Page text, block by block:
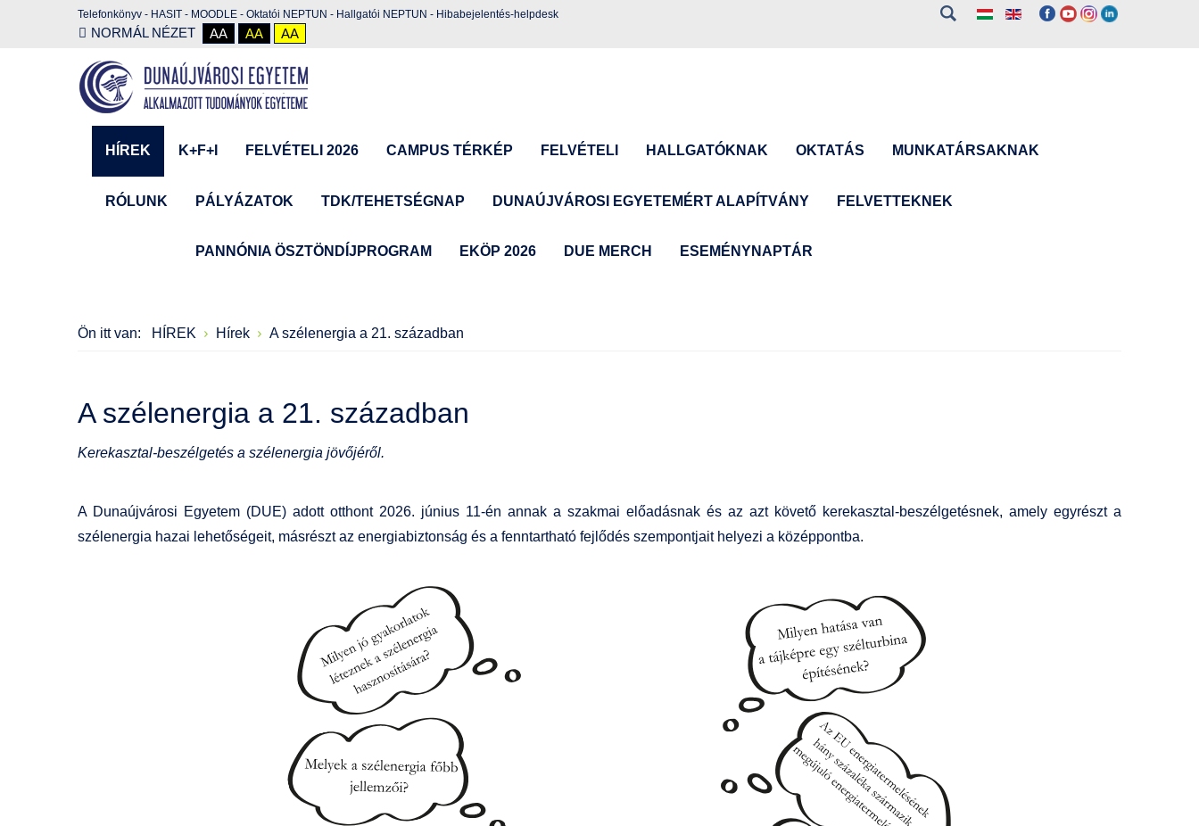
Telefonkönyv - HASIT - MOODLE - Oktatói NEPTUN - Hallgatói NEPTUN - Hibabejelentés-helpdesk
NORMÁL NÉZET AA AA AA
HÍREK K+F+I FELVÉTELI 2026 CAMPUS TÉRKÉP FELVÉTELI HALLGATÓKNAK OKTATÁS MUNKATÁRSAKNAK
RÓLUNK PÁLYÁZATOK TDK/TEHETSÉGNAP DUNAÚJVÁROSI EGYETEMÉRT ALAPÍTVÁNY FELVETTEKNEK
PANNÓNIA ÖSZTÖNDÍJPROGRAM EKÖP 2026 DUE MERCH ESEMÉNYNAPTÁR
Ön itt van: HÍREK Hírek A szélenergia a 21. században
A szélenergia a 21. században
Kerekasztal-beszélgetés a szélenergia jövőjéről.
A Dunaújvárosi Egyetem (DUE) adott otthont 2026. június 11-én annak a szakmai előadásnak és az azt követő kerekasztal-beszélgetésnek, amely egyrészt a
szélenergia hazai lehetőségeit, másrészt az energiabiztonság és a fenntartható fejlődés szempontjait helyezi a középpontba.